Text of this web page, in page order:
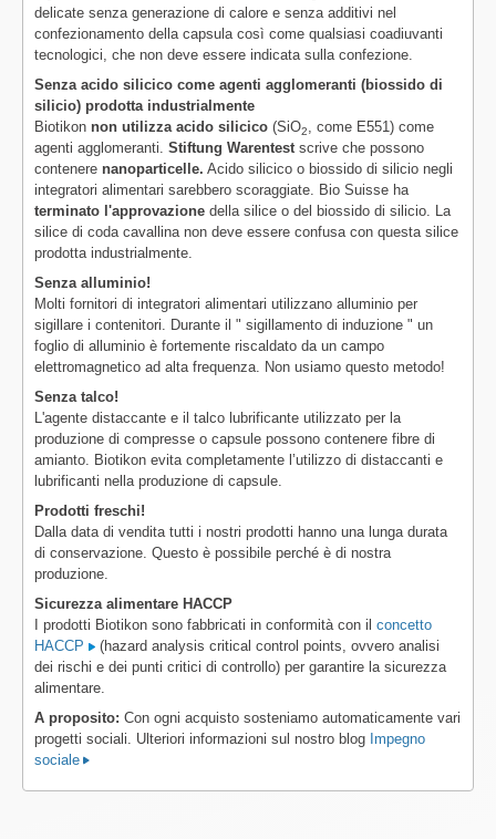
delicate senza generazione di calore e senza additivi nel
confezionamento della capsula così come qualsiasi coadiuvanti
tecnologici, che non deve essere indicata sulla confezione.
Senza acido silicico come agenti agglomeranti (biossido di
silicio) prodotta industrialmente
Biotikon non utilizza acido silicico (SiO2, come E551) come
agenti agglomeranti. Stiftung Warentestscrive che possono
contenere nanoparticelle. Acido silicico o biossido di silicio negli
integratori alimentari sarebbero scoraggiate. Bio Suisse ha
terminato l'approvazione della silice o del biossido di silicio. La
silice di coda cavallina non deve essere confusa con questa silice
prodotta industrialmente.
Senza alluminio!
Molti fornitori di integratori alimentari utilizzano alluminio per
sigillare i contenitori. Durante il " sigillamento di induzione " un
foglio di alluminio è fortemente riscaldato da un campo
elettromagnetico ad alta frequenza. Non usiamo questo metodo!
Senza talco!
L'agente distaccante e il talco lubrificante utilizzato per la
produzione di compresse o capsule possono contenere fibre di
amianto. Biotikon evita completamente l’utilizzo di distaccanti e
lubrificanti nella produzione di capsule.
Prodotti freschi!
Dalla data di vendita tutti i nostri prodotti hanno una lunga durata
di conservazione. Questo è possibile perché è di nostra
produzione.
Sicurezza alimentare HACCP
I prodotti Biotikon sono fabbricati in conformità con il concetto
HACCP
(hazard analysis critical control points, ovvero analisi
dei rischi e dei punti critici di controllo) per garantire la sicurezza
alimentare.
A proposito: Con ogni acquisto sosteniamo automaticamente vari
progetti sociali. Ulteriori informazioni sul nostro blog Impegno
sociale